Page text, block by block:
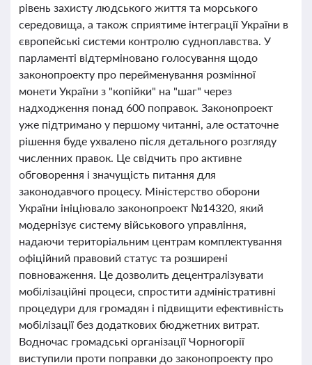
рівень захисту людського життя та морського
середовища, а також сприятиме інтеграції України в
європейські системи контролю судноплавства. У
парламенті відтерміновано голосування щодо
законопроекту про перейменування розмінної
монети України з "копійки" на "шаг" через
надходження понад 600 поправок. Законопроект
уже підтримано у першому читанні, але остаточне
рішення буде ухвалено після детального розгляду
численних правок. Це свідчить про активне
обговорення і значущість питання для
законодавчого процесу. Міністерство оборони
України ініціювало законопроект №14320, який
модернізує систему військового управління,
надаючи територіальним центрам комплектування
офіційний правовий статус та розширені
повноваження. Це дозволить децентралізувати
мобілізаційні процеси, спростити адміністративні
процедури для громадян і підвищити ефективність
мобілізації без додаткових бюджетних витрат.
Водночас громадські організації Чорногорії
виступили проти поправки до законопроекту про